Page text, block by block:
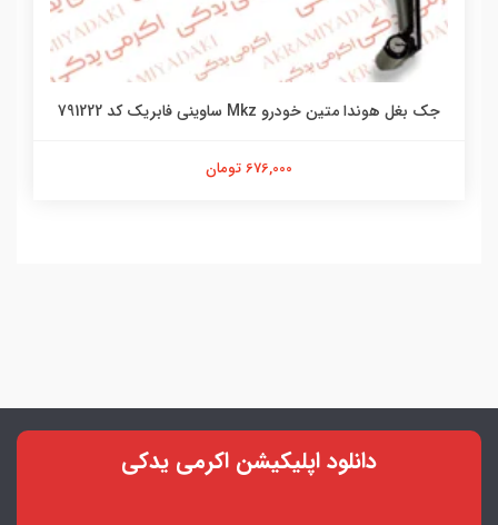
جک بغل هوندا متین خودرو Mkz ساوینی فابریک کد 791222
676,000 تومان
دانلود اپلیکیشن اکرمی یدکی